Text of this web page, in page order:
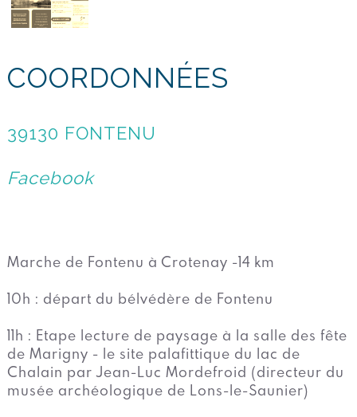
COORDONNÉES
39130 FONTENU
Facebook
Marche de Fontenu à Crotenay -14 km
10h : départ du bélvédère de Fontenu
11h : Etape lecture de paysage à la salle des fête
de Marigny - le site palafittique du lac de
Chalain par Jean-Luc Mordefroid (directeur du
musée archéologique de Lons-le-Saunier)